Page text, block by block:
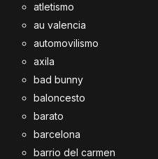
atletismo
au valencia
automovilismo
axila
bad bunny
baloncesto
barato
barcelona
barrio del carmen